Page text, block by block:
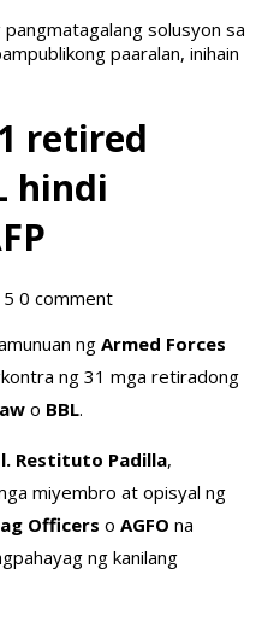
solusyon sa
paaralan, inihain
retired
hindi
0 comment
ng Armed Forces
ng 31 mga retiradong
o BBL.
Restituto Padilla,
miyembro at opisyal ng
Officers o AGFO na
ng kanilang